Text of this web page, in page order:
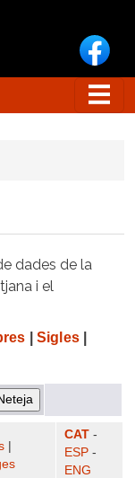
dades de la
i el
Sigles|
CAT -
ESP -
ENG